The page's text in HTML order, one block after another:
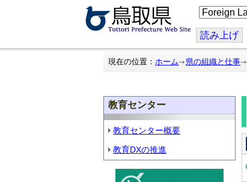
こ
の
ジ
を
翻
読み上げ
現在の位置： ホーム 県の組織と仕事
教育センター
教育センター概要
教育DXの推進